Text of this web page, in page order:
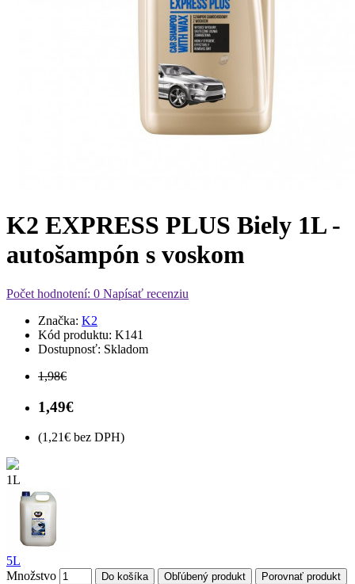
K2 EXPRESS PLUS Biely 1L -
autošampón s voskom
Počet hodnotení: 0 Napísať recenziu
Značka: K2
Kód produktu: K141
Dostupnosť: Skladom
1,98€
1,49€
(1,21€ bez DPH)
1L
5L
Množstvo
Do košíka Obľúbený produkt Porovnať produkt